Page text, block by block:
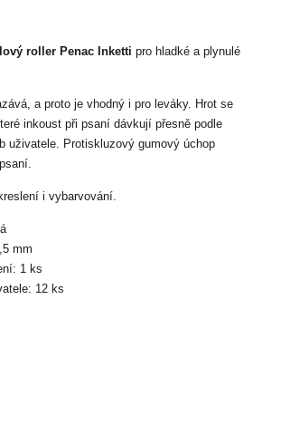
roller Penac Inketti pro hladké a plynulé
a proto je vhodný i pro leváky. Hrot se
inkoust při psaní dávkují přesně podle
uživatele. Protiskluzový gumový úchop
i vybarvování.
mm
1 ks
12 ks